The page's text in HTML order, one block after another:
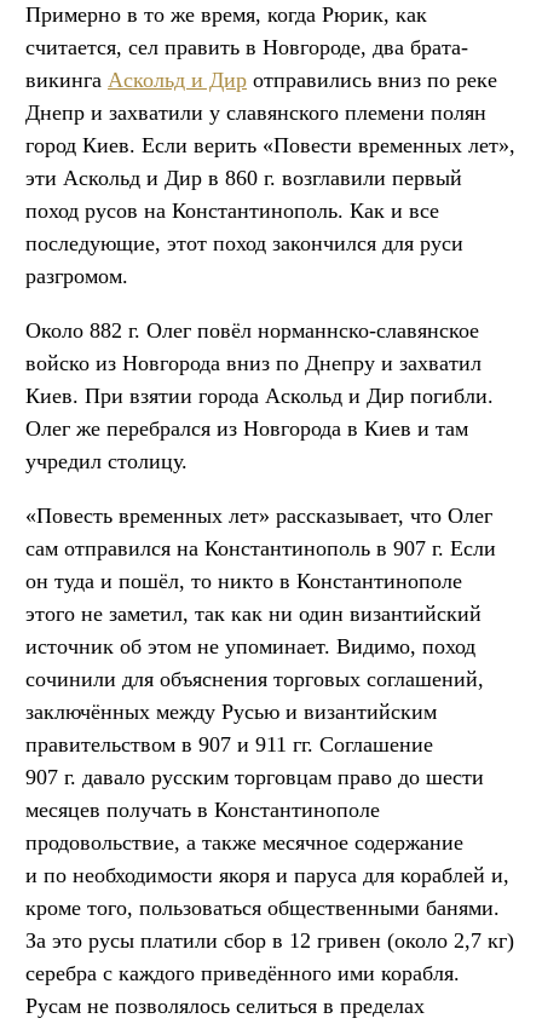
Примерно в то же время, когда Рюрик, как
считается, сел править в Новгороде, два брата-
викинга Аскольд и Дир отправились вниз по реке
Днепр и захватили у славянского племени полян
город Киев. Если верить «Повести временных лет»,
эти Аскольд и Дир в 860 г. возглавили первый
поход русов на Константинополь. Как и все
последующие, этот поход закончился для руси
разгромом.
Около 882 г. Олег повёл норманнско-славянское
войско из Новгорода вниз по Днепру и захватил
Киев. При взятии города Аскольд и Дир погибли.
Олег же перебрался из Новгорода в Киев и там
учредил столицу.
«Повесть временных лет» рассказывает, что Олег
сам отправился на Константинополь в 907 г. Если
он туда и пошёл, то никто в Константинополе
этого не заметил, так как ни один византийский
источник об этом не упоминает. Видимо, поход
сочинили для объяснения торговых соглашений,
заключённых между Русью и византийским
правительством в 907 и 911 гг. Соглашение
907 г. давало русским торговцам право до шести
месяцев получать в Константинополе
продовольствие, а также месячное содержание
и по необходимости якоря и паруса для кораблей и,
кроме того, пользоваться общественными банями.
За это русы платили сбор в 12 гривен (около 2,7 кг)
серебра с каждого приведённого ими корабля.
Русам не позволялось селиться в пределах